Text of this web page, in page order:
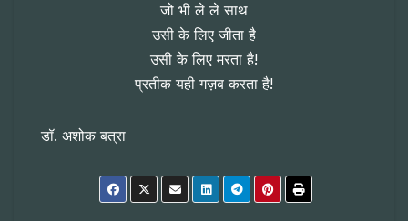
जो भी ले ले साथ
उसी के लिए जीता है
उसी के लिए मरता है!
प्रतीक यही गज़ब करता है!
डॉ. अशोक बत्रा